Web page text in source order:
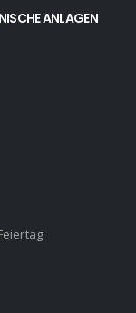
ANLAGEN